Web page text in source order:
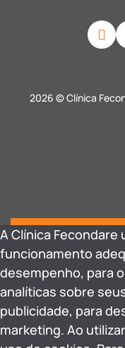
2026 © Clínica
A Clínica Fecondare
funcionamento
desempenho, para
analíticas sobre
publicidade, para
marketing. Ao